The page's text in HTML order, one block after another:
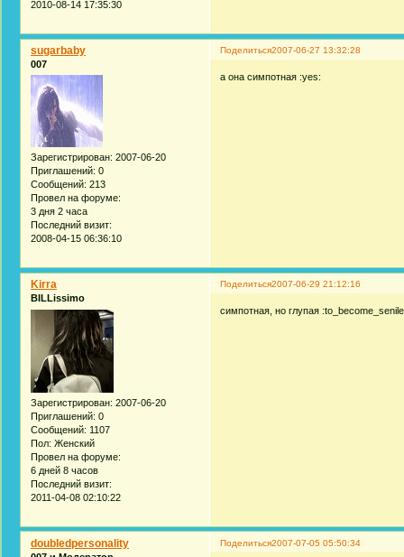
2010-08-14 17:35:30
Поделиться2007-06-27 13:32:28
sugarbaby
007
Зарегистрирован: 2007-06-20
Приглашений: 0
Сообщений: 213
Провел на форуме:
3 дня 2 часа
Последний визит:
2008-04-15 06:36:10
а она симпотная :yes:
Поделиться2007-06-29 21:12:16
Kirra
BILLissimo
Зарегистрирован: 2007-06-20
Приглашений: 0
Сообщений: 1107
Пол: Женский
Провел на форуме:
6 дней 8 часов
Последний визит:
2011-04-08 02:10:22
симпотная, но глупая
Поделиться2007-07-05 05:50:34
doubledpersonality